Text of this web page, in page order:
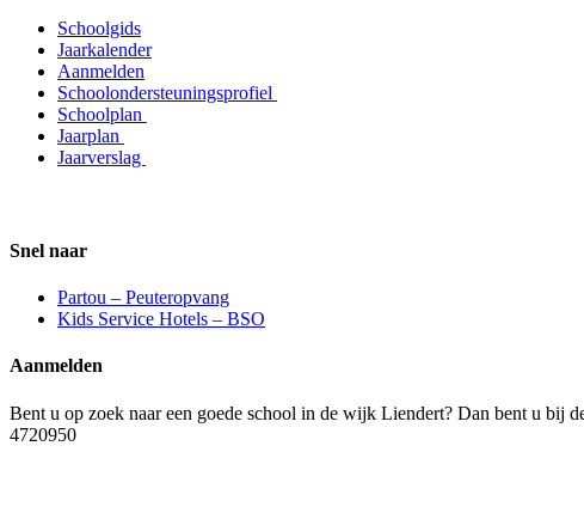
Schoolgids
Jaarkalender
Aanmelden
Schoolondersteuningsprofiel
Schoolplan
Jaarplan
Jaarverslag
Snel naar
Partou – Peuteropvang
Kids Service Hotels – BSO
Aanmelden
Bent u op zoek naar een goede school in de wijk Liendert? Dan bent u bij
4720950